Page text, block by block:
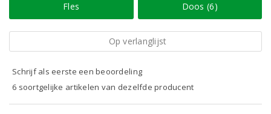
Fles Doos (6)
Op verlanglijst
Schrijf als eerste een beoordeling
6 soortgelijke artikelen van dezelfde producent